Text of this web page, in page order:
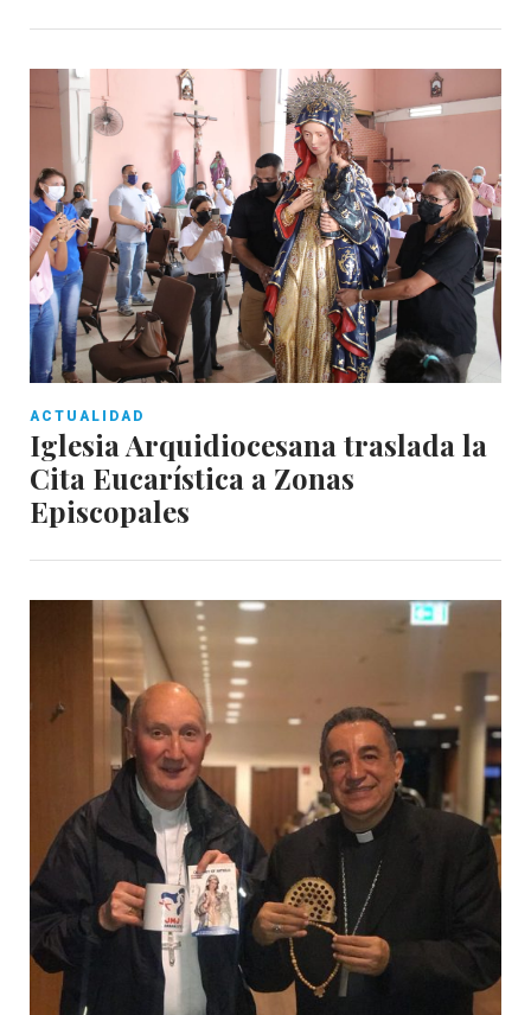
ACTUALIDAD
Iglesia Arquidiocesana traslada la
Cita Eucarística a Zonas
Episcopales